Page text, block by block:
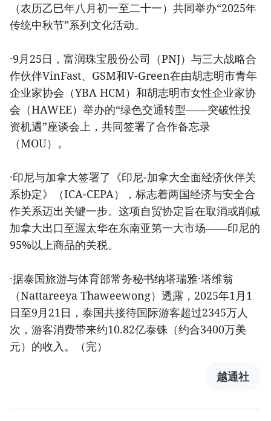
（农历乙巳年八月初一至二十一）共同举办“2025年
传统中秋节”系列文化活动。
·9月25日，富润珠宝股份公司（PNJ）与三大战略合
作伙伴VinFast、GSM和V-Green在由胡志明市青年
企业家协会（YBA HCM）和胡志明市女性企业家协
会（HAWEE）举办的“绿色交通转型——突破性投
资机遇”座谈会上，共同签署了合作备忘录
（MOU）。
·印尼与加拿大签署了《印尼-加拿大全面经济伙伴关
系协定》（ICA-CEPA），标志着两国经济与安全合
作关系迈出关键一步。这项自贸协定旨在取消或削减
加拿大出口至渥太华在东南亚第一大市场——印尼的
95%以上商品的关税。
·据泰国旅游与体育部常务秘书纳塔瑞雅·塔维翁
（Nattareeya Thaweewong）透露，2025年1月1
日至9月21日，泰国共接待国际游客超过2345万人
次，游客消费带来约10.82亿泰铢（约合3400万美
元）的收入。（完）
越通社